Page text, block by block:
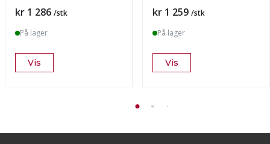
Pris
kr 1 286 /stk
På lager
Vis
Pris
kr 1 259 /stk
På lager
Vis